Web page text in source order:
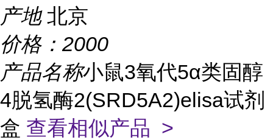
产地 北京
价格： 2000
产品名称小鼠3氧代5α类固醇
4脱氢酶2(SRD5A2)elisa试剂
盒 查看相似产品 >